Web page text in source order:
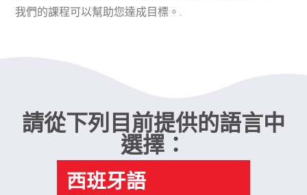
我們的課程可以幫助您達成目標。.
請從下列目前提供的語言中
選擇：
西班牙語